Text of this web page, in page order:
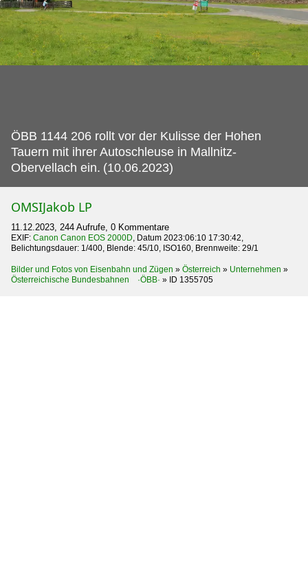
ÖBB 1144 206 rollt vor der Kulisse der Hohen
Tauern mit ihrer Autoschleuse in Mallnitz-
Obervellach ein. (10.06.2023)
OMSIJakob LP
11.12.2023, 244 Aufrufe, 0 Kommentare
EXIF: Canon Canon EOS 2000D, Datum 2023:06:10 17:30:42,
Belichtungsdauer: 1/400, Blende: 45/10, ISO160, Brennweite: 29/1
Bilder und Fotos von Eisenbahn und Zügen » Österreich » Unternehmen »
Österreichische Bundesbahnen ·ÖBB· » ID 1355705